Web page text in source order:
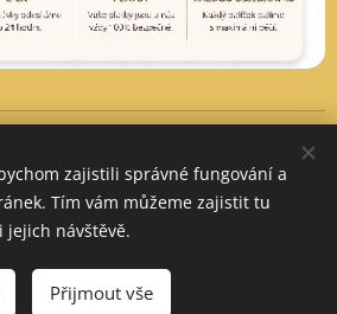
Do košíku
Měna
Kč
EUR € PLN zł
zajistili správné fungování a
Tím vám můžeme zajistit tu
jejich návštěvě.
Přijmout vše